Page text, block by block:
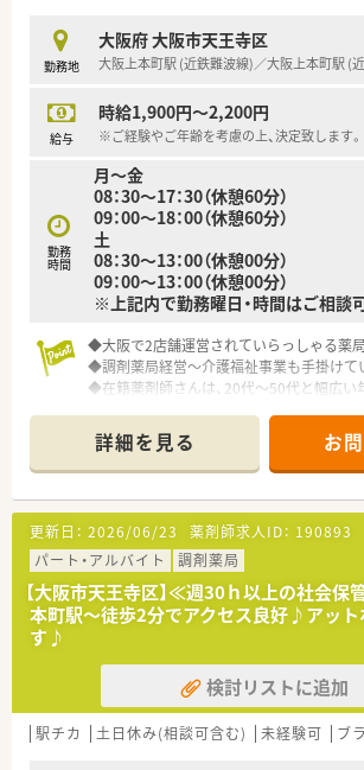
ています。
勤務地
大阪府 大阪市天王寺区
大阪上本町駅 (近鉄難波線)／大阪上本町駅 (
給与
時給1,900円～2,200円
※ご経験やご年齢を考慮の上、決定致します。
勤務
時間
月～金
08：30～17：30（休憩60分）
09：00～18：00（休憩60分）
土
08：30～13：00（休憩00分）
09：00～13：00（休憩00分）
※上記内で勤務曜日・時間はご相談
◆大阪で2店舗運営されていらっしゃる薬局
◆調剤薬局経営～介護福祉事業も手掛けて
◆在籍薬剤師さんは、20代～50代と幅広い
◆未経験～ブランクの方も活躍中です！
詳細を見る お
更新日： 2026/06/23 薬剤師求人ID： 190893
パート・アルバイト
調剤薬局
【大阪市天王寺区】≪週30ｈ以上の社会
本町駅～徒歩2分でアクセス良好♪アット
す♪
検討リストに追加
駅チカ 土日休み(相談可含む) 未経験可 ブ